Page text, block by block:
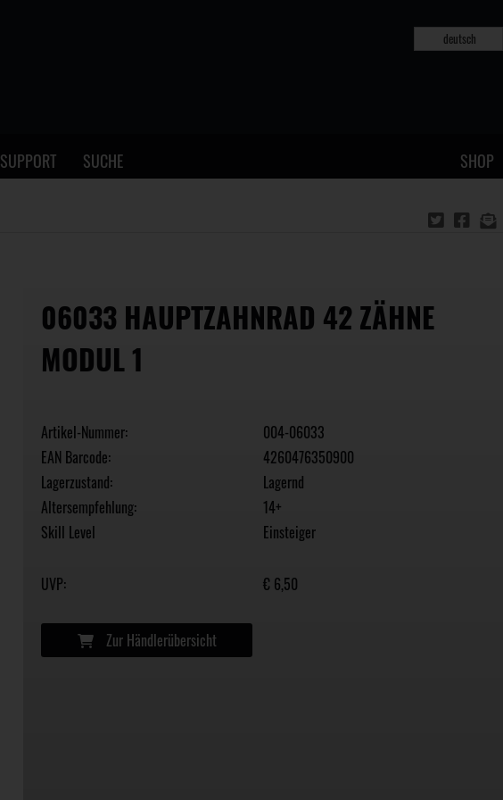
deutsch
SUPPORT SUCHE SHOP
06033 HAUPTZAHNRAD 42 ZÄHNE
MODUL 1
Artikel-Nummer:
004-06033
EAN Barcode:
4260476350900
Lagerzustand:
Lagernd
Altersempfehlung:
14+
Skill Level
Einsteiger
UVP: € 6,50
Zur Händlerübersicht